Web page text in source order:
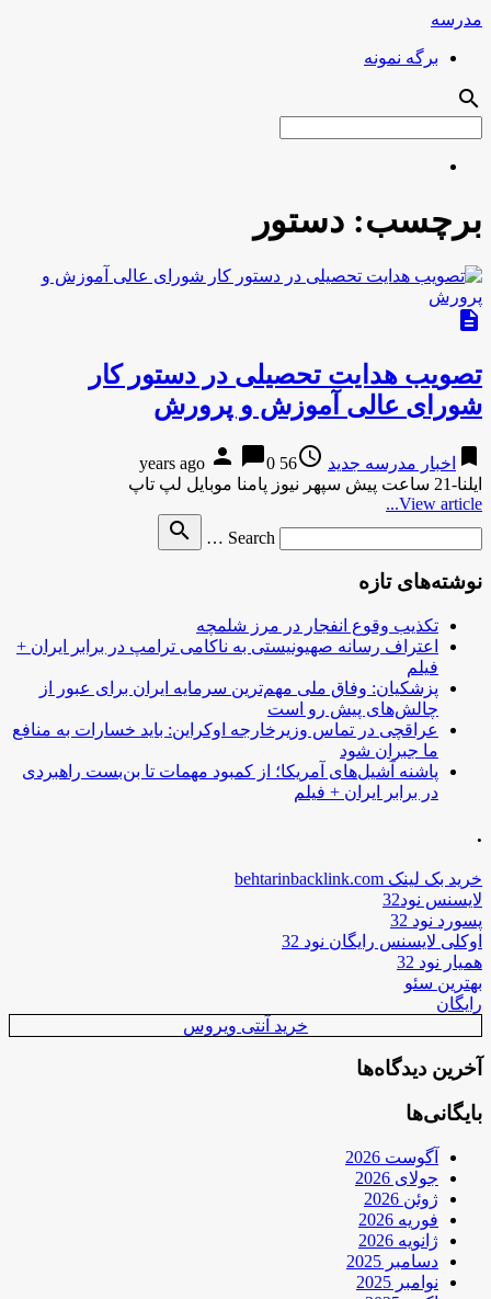
مدرسه
برگه نمونه
search
برچسب: دستور
description
تصویب هدایت تحصیلی در دستور کار
شورای عالی آموزش و پرورش
bookmark اخبار مدرسه جدید access_time
56 years ago
person chat_bubble0
ایلنا-21 ساعت پیش سپهر نیوز پامنا موبایل لپ تاپ
View article...
Search …
search
نوشته‌های تازه
تکذیب وقوع انفجار در مرز شلمچه
اعتراف رسانه صهیونیستی به ناکامی ترامپ در برابر ایران +
فیلم
پزشکیان: وفاق ملی مهم‌ترین سرمایه ایران برای عبور از
چالش‌های پیش رو است
عراقچی در تماس وزیرخارجه اوکراین: باید خسارات به منافع
ما جبران شود
پاشنه آشیل‌های آمریکا؛ از کمبود مهمات تا بن‌بست راهبردی
در برابر ایران + فیلم
.
خرید بک لینک behtarinbacklink.com
لایسنس نود32
پسورد نود 32
اوکلی لایسنس رایگان نود 32
همیار نود 32
بهترین سئو
رایگان
خرید آنتی ویروس
آخرین دیدگاه‌ها
بایگانی‌ها
آگوست 2026
جولای 2026
ژوئن 2026
فوریه 2026
ژانویه 2026
دسامبر 2025
نوامبر 2025